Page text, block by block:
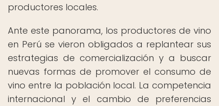
productores locales.
Ante este panorama, los productores de vino
en Perú se vieron obligados a replantear sus
estrategias de comercialización y a buscar
nuevas formas de promover el consumo de
vino entre la población local. La competencia
internacional y el cambio de preferencias